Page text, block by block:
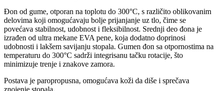
Đon od gume, otporan na toplotu do 300°C, s različito oblikovanim
delovima koji omogućavaju bolje prijanjanje uz tlo, čime se
povećava stabilnost, udobnost i fleksibilnost. Srednji deo đona je
izrađen od ultra mekane EVA pene, koja dodatno doprinosi
udobnosti i lakšem savijanju stopala. Gumen đon sa otpornostima na
temperaturu do 300°C sadrži integrisanu tačku rotacije, što
minimizuje trenje i znakove zamora.
Postava je paropropusna, omogućava koži da diše i sprečava